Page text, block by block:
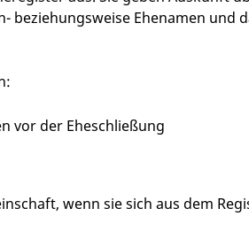
beziehungsweise Ehenamen und
vor der Eheschließung
wenn sie sich aus dem